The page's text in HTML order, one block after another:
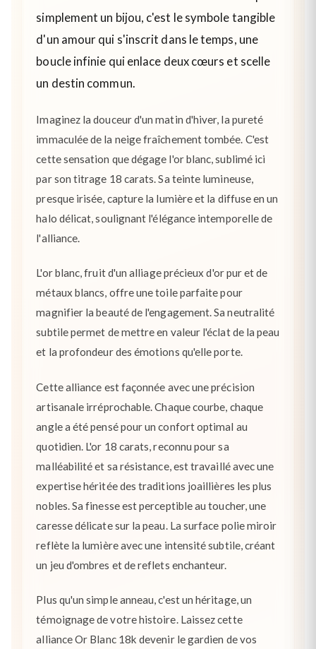
simplement un bijou, c'est le symbole tangible
d'un amour qui s'inscrit dans le temps, une
boucle infinie qui enlace deux cœurs et scelle
un destin commun.
Imaginez la douceur d'un matin d'hiver, la pureté
immaculée de la neige fraîchement tombée. C'est
cette sensation que dégage l'or blanc, sublimé ici
par son titrage 18 carats. Sa teinte lumineuse,
presque irisée, capture la lumière et la diffuse en un
halo délicat, soulignant l'élégance intemporelle de
l'alliance.
L'or blanc, fruit d'un alliage précieux d'or pur et de
métaux blancs, offre une toile parfaite pour
magnifier la beauté de l'engagement. Sa neutralité
subtile permet de mettre en valeur l'éclat de la peau
et la profondeur des émotions qu'elle porte.
Cette alliance est façonnée avec une précision
artisanale irréprochable. Chaque courbe, chaque
angle a été pensé pour un confort optimal au
quotidien. L'or 18 carats, reconnu pour sa
malléabilité et sa résistance, est travaillé avec une
expertise héritée des traditions joaillières les plus
nobles. Sa finesse est perceptible au toucher, une
caresse délicate sur la peau. La surface polie miroir
reflète la lumière avec une intensité subtile, créant
un jeu d'ombres et de reflets enchanteur.
Plus qu'un simple anneau, c'est un héritage, un
témoignage de votre histoire. Laissez cette
alliance Or Blanc 18k devenir le gardien de vos